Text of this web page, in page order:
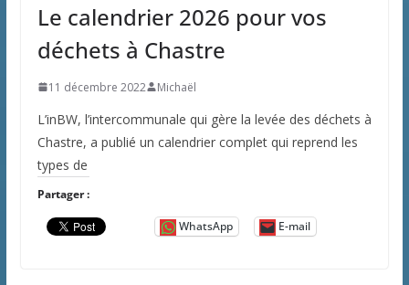
Le calendrier 2026 pour vos
déchets à Chastre
11 décembre 2022 Michaël
L’inBW, l’intercommunale qui gère la levée des déchets à
Chastre, a publié un calendrier complet qui reprend les
types de
Partager :
WhatsApp E-mail